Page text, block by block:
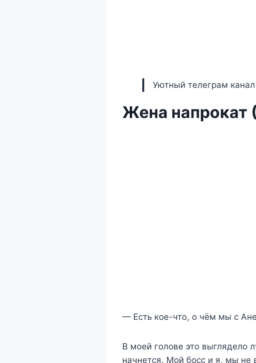
Уютный телеграм
Жена напрокат
— Есть кое-что, о чём мы с
В моей голове это выглядело
начнется. Мой босс и я, мы не